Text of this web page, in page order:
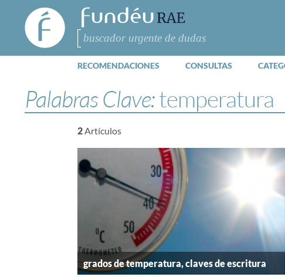
FundéuRAE
- Fundación
del Español
Urgente
Buscar
RECOMENDACIONES CONSULTAS
Palabras Clave:temperatura
2Artículos
grados de temperatura, claves de escritura